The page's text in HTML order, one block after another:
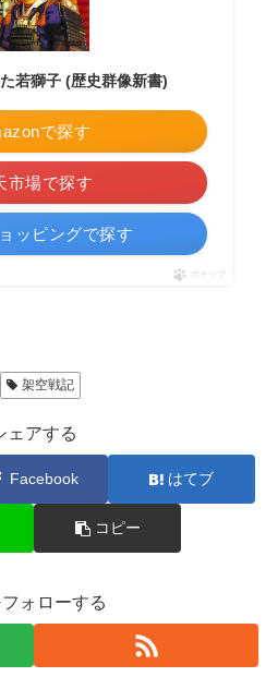
若獅子 (歴史群像新書)
で探す
市場で探す
ッピングで探す
ポチップ
架空戦記
ェアする
Facebook はてブ
コピー
ォローする